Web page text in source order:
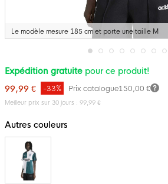
Le modèle mesure 185 cm et porte une taille M
Passer
au
de
la
Expédition gratuite pour ce produit!
99,99 €
Prix catalogue150,00 €
-33%
Meilleur prix sur 30 jours : 99,99 €
Autres couleurs